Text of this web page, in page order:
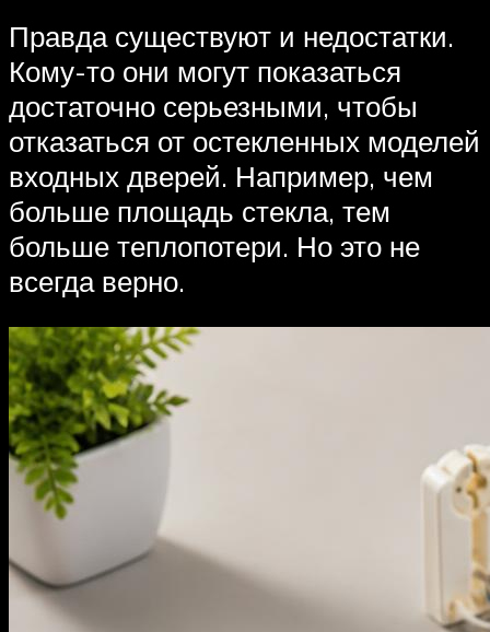
Правда существуют и недостатки.
Кому-то они могут показаться
достаточно серьезными, чтобы
отказаться от остекленных моделей
входных дверей. Например, чем
больше площадь стекла, тем
больше теплопотери. Но это не
всегда верно.